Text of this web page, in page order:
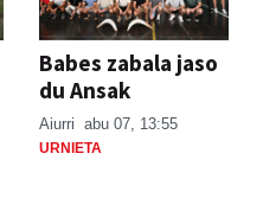
Babes zabala jaso
du Ansak
Aiurri abu 07, 13:55
URNIETA